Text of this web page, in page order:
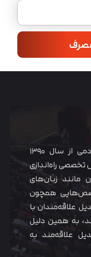
مصرف
موسسه‌ی آموزشی همیار آکادمی از سال ۱۳۹۰
تخصصی راه‌اندازی
مانند زبان‌های
همچون
علاقه‌مندان با
به همین دلیل
علاقه‌مند به